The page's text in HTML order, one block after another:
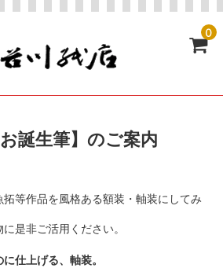
0
お誕生筆】のご案内
等作品を風格ある額装・軸装にしてみ
是非ご活用ください。
仕上げる、軸装。